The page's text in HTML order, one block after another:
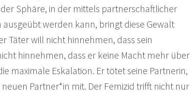
Sphäre, in der mittels partnerschaftlicher
werden kann, bringt diese Gewalt
Täter will nicht hinnehmen, dass sein
hinnehmen, dass er keine Macht mehr über
maximale Eskalation. Er tötet seine Partnerin,
Partner*in mit. Der Femizid trifft nicht nur